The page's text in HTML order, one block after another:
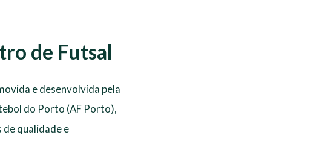
de Futsal
e desenvolvida pela
do Porto (AF Porto),
qualidade e